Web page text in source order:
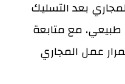
بعد التسليك
مع متابعة
عمل المجاري